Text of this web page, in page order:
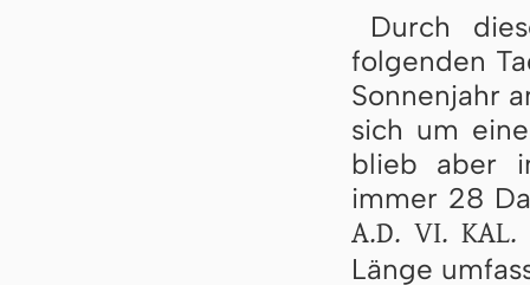
Durch
folgenden
Sonnenjahr
sich um
blieb aber
immer 28
A.D. VI. KAL.
Länge